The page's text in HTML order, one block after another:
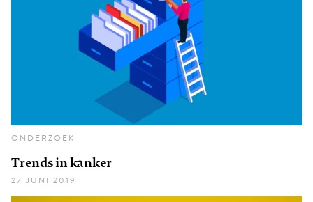
ONDERZOEK
Trends in kanker
27 JUNI 2019